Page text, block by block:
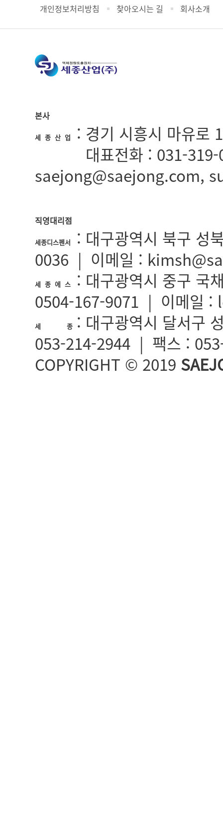
개인정보처리방침 찾아오시는 길 회사소개
본사
세 종 산 업 : 경기 시흥시 마유로
대표전화 : 031-
saejong@saejong.com,
직영대리점
세종디스펜서
: 대구광역시 북구
0036 | 이메일 :
세 종 에 스
: 대구광역시 중구
0504-167-9071 | 이메일 :
세 종: 대구광역시 달서구
053-214-2944 | 팩스 :
COPYRIGHT © 2019